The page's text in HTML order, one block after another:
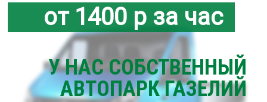
от 1400 р за час
У НАС СОБСТВЕННЫЙ
АВТОПАРК ГАЗЕЛИЙ